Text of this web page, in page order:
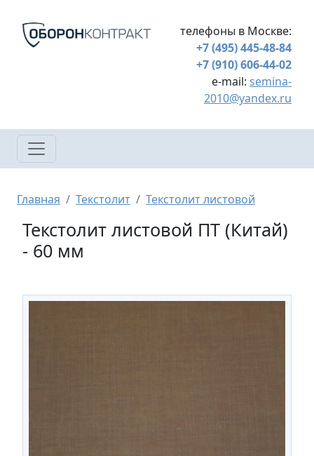
телефоны в Москве:
+7 (495) 445-48-84
+7 (910) 606-44-02
e-mail: semina-
2010@yandex.ru
Строка навигации
Главная Текстолит Текстолит листовой
Текстолит листовой ПТ (Китай)
- 60 мм